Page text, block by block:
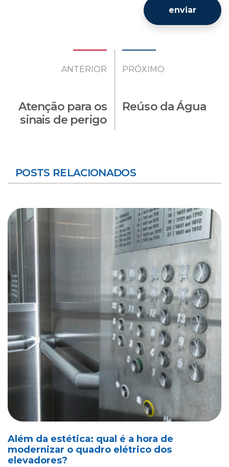
enviar
ANTERIOR
Atenção para os
sinais de perigo
PRÓXIMO
Reúso da Água
POSTS RELACIONADOS
Além da estética: qual é a hora de
modernizar o quadro elétrico dos
elevadores?